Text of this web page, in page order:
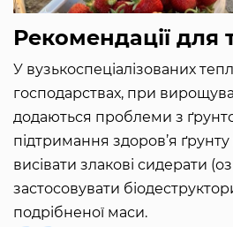
Рекомендації для
У вузькоспеціалізованих
господарствах, при
додаються проблеми з
підтримання здоров’я
висівати злакові сидерати
застосовувати
подрібненої маси.